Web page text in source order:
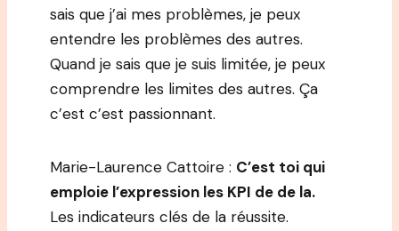
sais que j’ai mes problèmes, je peux
entendre les problèmes des autres.
Quand je sais que je suis limitée, je peux
comprendre les limites des autres. Ça
c’est c’est passionnant.
Marie-Laurence Cattoire : C’est toi qui
emploie l’expression les KPI de de la.
Les indicateurs clés de la réussite.